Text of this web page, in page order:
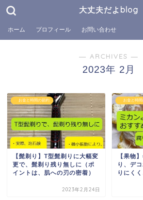
大丈夫だよblog
ホーム プロフィール お問い合わせ
― ARCHIVES ―
2023年 2月
お金と時間の節約
【髭剃り】T型髭剃りに大幅変
更で、髭剃り残り無しに（ポ
イントは、肌への刃の密着）
2023年2月24日
お金と時間
【果物
り、デ
りにく